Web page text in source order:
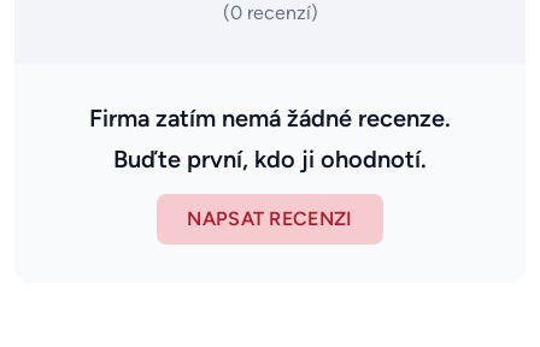
(0 recenzí)
Firma zatím nemá žádné recenze.
Buďte první, kdo ji ohodnotí.
NAPSAT RECENZI